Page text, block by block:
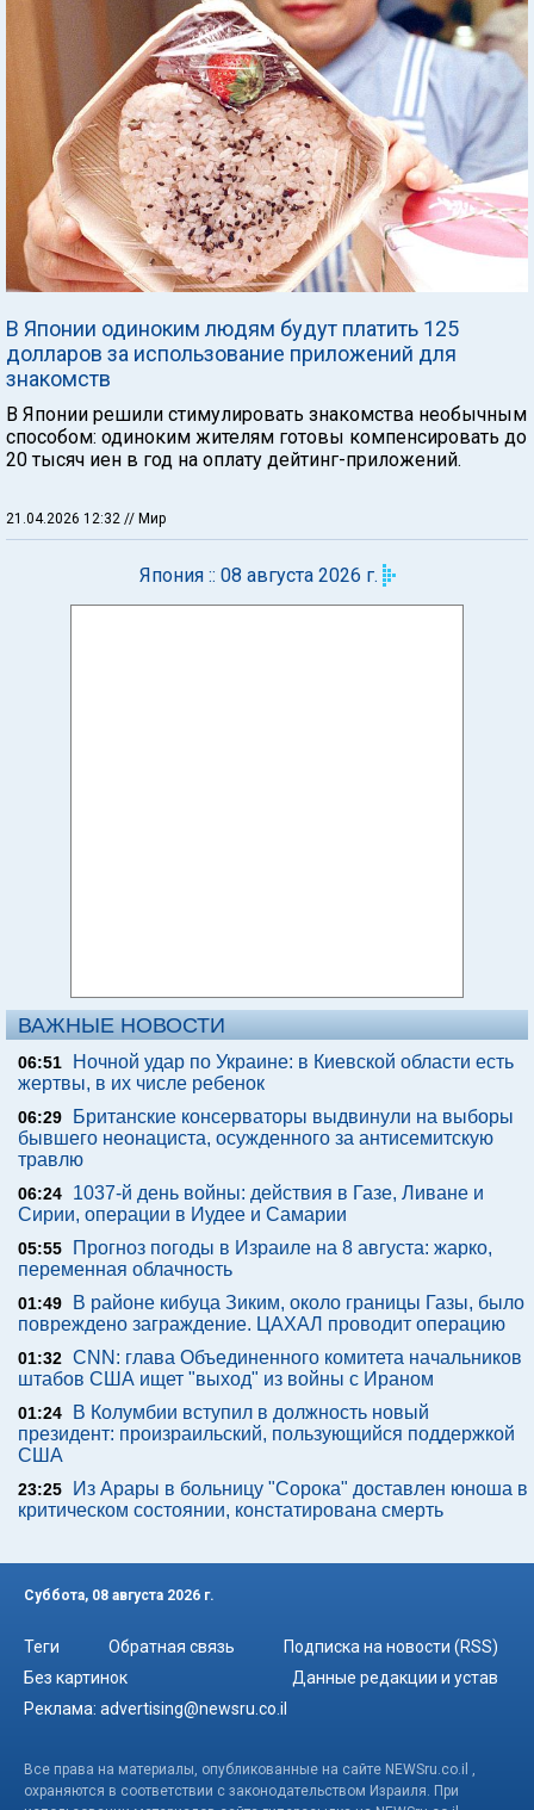
В Японии одиноким людям будут платить 125
долларов за использование приложений для
знакомств
В Японии решили стимулировать знакомства необычным
способом: одиноким жителям готовы компенсировать до
20 тысяч иен в год на оплату дейтинг-приложений.
21.04.2026 12:32 // Мир
Япония :: 08 августа 2026 г.
ВАЖНЫЕ НОВОСТИ
06:51
Ночной удар по Украине: в Киевской области есть
жертвы, в их числе ребенок
06:29
Британские консерваторы выдвинули на выборы
бывшего неонациста, осужденного за антисемитскую
травлю
06:24
1037-й день войны: действия в Газе, Ливане и
Сирии, операции в Иудее и Самарии
05:55
Прогноз погоды в Израиле на 8 августа: жарко,
переменная облачность
01:49
В районе кибуца Зиким, около границы Газы, было
повреждено заграждение. ЦАХАЛ проводит операцию
01:32 CNN: глава Объединенного комитета начальников
штабов США ищет "выход" из войны с Ираном
01:24
В Колумбии вступил в должность новый
президент: произраильский, пользующийся поддержкой
США
23:25
Из Арары в больницу "Сорока" доставлен юноша в
критическом состоянии, констатирована смерть
Суббота, 08 августа 2026 г.
Теги Обратная связь
Подписка на новости (RSS)
Без картинок
Данные редакции и устав
Реклама: advertising@newsru.co.il
Все права на материалы, опубликованные на сайте NEWSru.co.il ,
охраняются в соответствии с законодательством Израиля. При